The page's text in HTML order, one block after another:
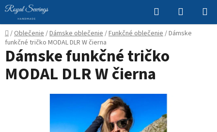
Prejsť
na
obsah
Hľadať
KOŠÍK
Domov
/Oblečenie/Dámske oblečenie/Funkčné oblečenie/Dámske
funkčné tričko MODAL DLR W čierna
Dámske funkčné tričko
MODAL DLR W čierna